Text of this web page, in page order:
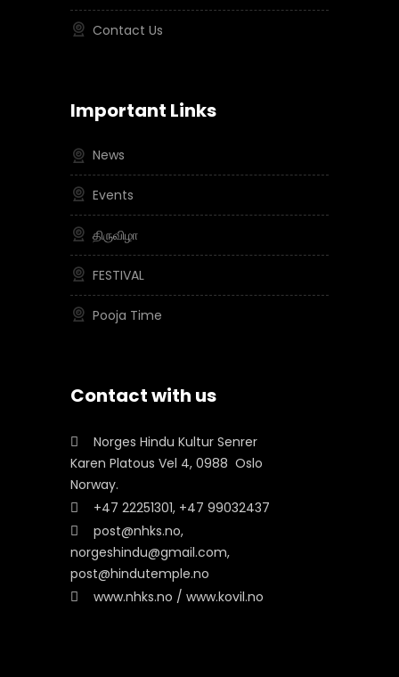
Contact Us
Important Links
News
Events
திருவிழா
FESTIVAL
Pooja Time
Contact with us
Norges Hindu Kultur Senrer
Karen Platous Vel 4, 0988 Oslo
Norway.
+47 22251301, +47 99032437
post@nhks.no,
norgeshindu@gmail.com,
post@hindutemple.no
www.nhks.no / www.kovil.no